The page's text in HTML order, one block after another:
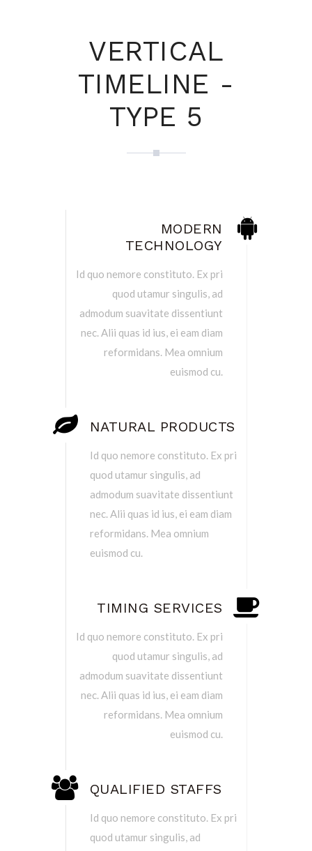
VERTICAL
TIMELINE -
TYPE 5
MODERN
TECHNOLOGY
Id quo nemore constituto. Ex pri
quod utamur singulis, ad
admodum suavitate dissentiunt
nec. Alii quas id ius, ei eam diam
reformidans. Mea omnium
euismod cu.
NATURAL PRODUCTS
Id quo nemore constituto. Ex pri
quod utamur singulis, ad
admodum suavitate dissentiunt
nec. Alii quas id ius, ei eam diam
reformidans. Mea omnium
euismod cu.
TIMING SERVICES
Id quo nemore constituto. Ex pri
quod utamur singulis, ad
admodum suavitate dissentiunt
nec. Alii quas id ius, ei eam diam
reformidans. Mea omnium
euismod cu.
QUALIFIED STAFFS
Id quo nemore constituto. Ex pri
quod utamur singulis, ad